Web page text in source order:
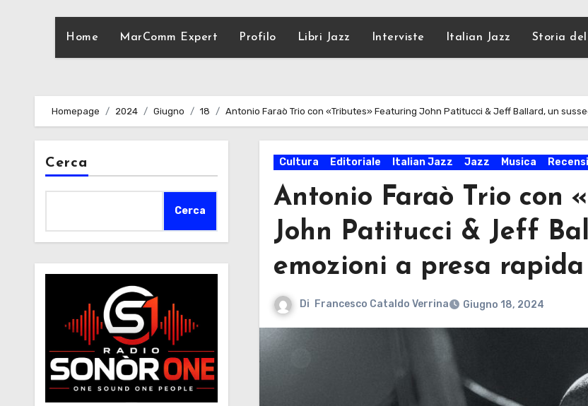
Home MarComm Expert Profilo Libri Jazz Interviste Italian Jazz Storia del
Homepage 2024 Giugno 18 Antonio Faraò Trio con «Tributes» Featuring John Patitucci & Jeff Ballard, un
Cerca
Cerca
Cultura Editoriale Italian Jazz Jazz Musica
Antonio Faraò Trio con
John Patitucci & Jeff
emozioni a presa rapida
Di Francesco Cataldo Verrina Giugno 18, 2024